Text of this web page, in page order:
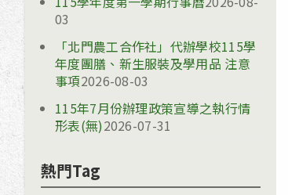
03
「北門農工合作社」代辦學校115學
年度團膳、新生服裝及學用品 注意
事項2026-08-03
115年7月份辦理政策宣導之執行情
形表(無)2026-07-31
熱門Tag